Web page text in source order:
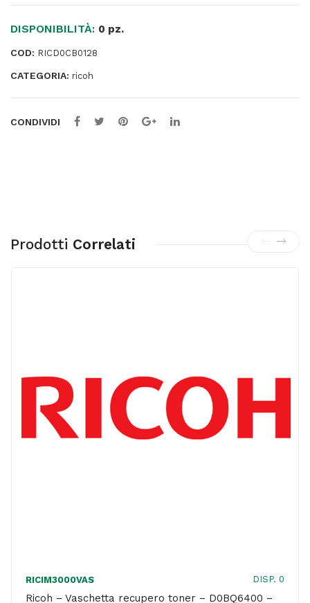
DISPONIBILITÀ: 0 pz.
COD: RICD0CB0128
CATEGORIA: ricoh
CONDIVIDI
Prodotti Correlati
RICIM3000VAS DISP. 0
Ricoh – Vaschetta recupero toner – D0BQ6400 –